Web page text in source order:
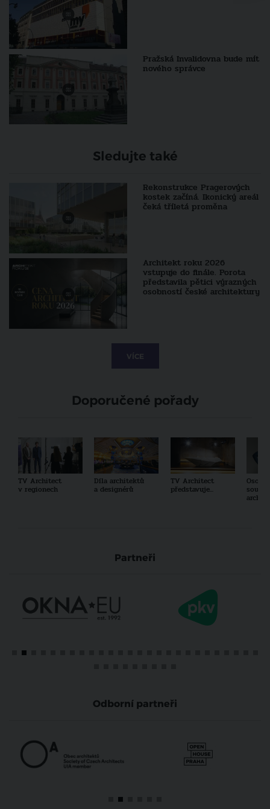
Pražská Invalidovna bude mít
nového správce
Sledujte také
Rekonstrukce Pragerových
kostek začíná. Ikonický areál
čeká tříletá proměna
Architekt roku 2026
vstupuje do finále. Porota
představila pětici výrazných
osobností české architektury
VÍCE
Doporučené pořady
TV Architect
v regionech
Díla architektů
a designérů
TV Architect
představuje...
Partneři
Odborní partneři